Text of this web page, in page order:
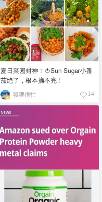
夏日菜园封神！🍅Sun Sugar小番
茄绝了，根本摘不完！
狐狸很忙 14